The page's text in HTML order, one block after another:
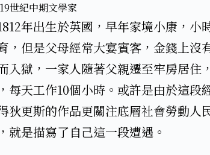
世紀中期文學家​
年出生於英國，早年家境小康，
，但是父母經常大宴賓客，金錢上沒
入獄，一家人隨著父親遷至牢房居住
每天工作10個小時。或許是由於這
狄更斯的作品更關注底層社會勞動
就是描寫了自己這一段遭遇。​